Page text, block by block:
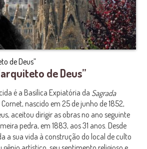
de Deus”
de Deus”
é a Basílica Expiatória da Sagrada
nascido em 25 de junho de 1852,
aceitou dirigir as obras no ano seguinte
pedra, em 1883, aos 31 anos. Desde
a sua vida à construção do local de culto